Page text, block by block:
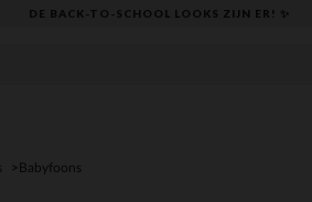
DE BACK-TO-SCHOOL LOOKS ZIJN ER! ✨
Babyfoons